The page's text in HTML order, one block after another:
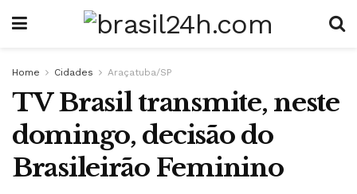
Home Cidades Araçatuba/SP
TV Brasil transmite, neste
domingo, decisão do
Brasileirão Feminino